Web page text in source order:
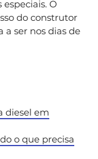
O
do construtor
a ser nos dias de
diesel em
o que precisa